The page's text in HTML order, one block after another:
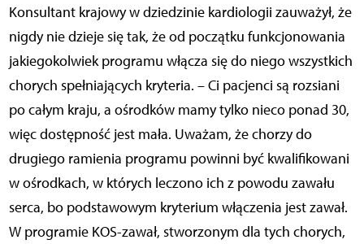
Konsultant krajowy w dziedzinie kardiologii zauważył, że
nigdy nie dzieje się tak, że od początku funkcjonowania
jakiegokolwiek programu włącza się do niego wszystkich
chorych spełniających kryteria. – Ci pacjenci są rozsiani
po całym kraju, a ośrodków mamy tylko nieco ponad 30,
więc dostępność jest mała. Uważam, że chorzy do
drugiego ramienia programu powinni być kwalifikowani
w ośrodkach, w których leczono ich z powodu zawału
serca, bo podstawowym kryterium włączenia jest zawał.
W programie KOS-zawał, stworzonym dla tych chorych,